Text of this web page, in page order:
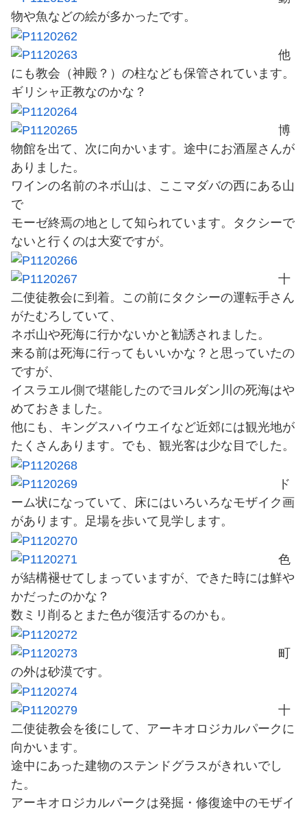
物や魚などの絵が多かったです。
他
にも教会（神殿？）の柱なども保管されています。
ギリシャ正教なのかな？
博
物館を出て、次に向かいます。途中にお酒屋さんが
ありました。
ワインの名前のネボ山は、ここマダバの西にある山
で
モーゼ終焉の地として知られています。タクシーで
ないと行くのは大変ですが。
十
二使徒教会に到着。この前にタクシーの運転手さん
がたむろしていて、
ネボ山や死海に行かないかと勧誘されました。
来る前は死海に行ってもいいかな？と思っていたの
ですが、
イスラエル側で堪能したのでヨルダン川の死海はや
めておきました。
他にも、キングスハイウエイなど近郊には観光地が
たくさんあります。でも、観光客は少な目でした。
ド
ーム状になっていて、床にはいろいろなモザイク画
があります。足場を歩いて見学します。
色
が結構褪せてしまっていますが、できた時には鮮や
かだったのかな？
数ミリ削るとまた色が復活するのかも。
町
の外は砂漠です。
十
二使徒教会を後にして、アーキオロジカルパークに
向かいます。
途中にあった建物のステンドグラスがきれいでし
た。
アーキオロジカルパークは発掘・修復途中のモザイ